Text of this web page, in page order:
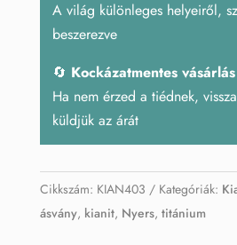
A világ különleges helyeiről,
beszerezve
🔄 Kockázatmentes vásárlás
Ha nem érzed a tiédnek,
küldjük az árát
Cikkszám: KIAN403 Kategóriák:
ásvány, kianit, Nyers, titánium